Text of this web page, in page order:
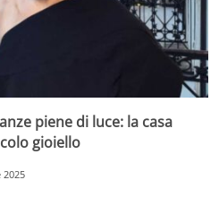
piene di luce: la casa
gioiello